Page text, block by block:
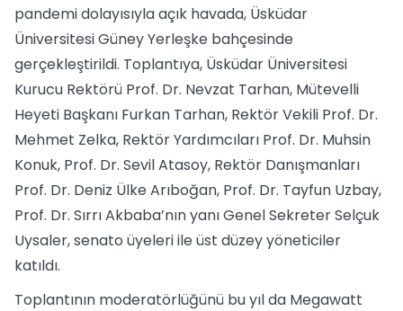
pandemi dolayısıyla açık havada, Üsküdar
Üniversitesi Güney Yerleşke bahçesinde
gerçekleştirildi. Toplantıya, Üsküdar Üniversitesi
Kurucu Rektörü Prof. Dr. Nevzat Tarhan, Mütevelli
Heyeti Başkanı Furkan Tarhan, Rektör Vekili Prof. Dr.
Mehmet Zelka, Rektör Yardımcıları Prof. Dr. Muhsin
Konuk, Prof. Dr. Sevil Atasoy, Rektör Danışmanları
Prof. Dr. Deniz Ülke Arıboğan, Prof. Dr. Tayfun Uzbay,
Prof. Dr. Sırrı Akbaba’nın yanı Genel Sekreter Selçuk
Uysaler, senato üyeleri ile üst düzey yöneticiler
katıldı.
Toplantının moderatörlüğünü bu yıl da Megawatt